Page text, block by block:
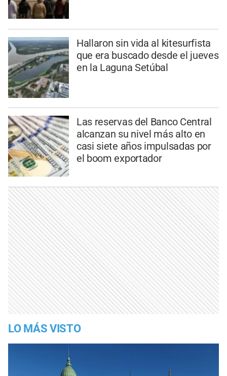
Hallaron sin vida al kitesurfista
que era buscado desde el jueves
en la Laguna Setúbal
Las reservas del Banco Central
alcanzan su nivel más alto en
casi siete años impulsadas por
el boom exportador
LO MÁS VISTO